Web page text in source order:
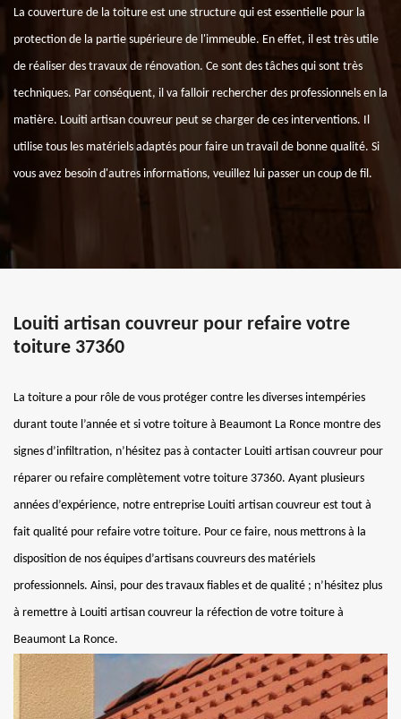
La couverture de la toiture est une structure qui est essentielle pour la
protection de la partie supérieure de l'immeuble. En effet, il est très utile
de réaliser des travaux de rénovation. Ce sont des tâches qui sont très
techniques. Par conséquent, il va falloir rechercher des professionnels en la
matière. Louiti artisan couvreur peut se charger de ces interventions. Il
utilise tous les matériels adaptés pour faire un travail de bonne qualité. Si
vous avez besoin d'autres informations, veuillez lui passer un coup de fil.
Louiti artisan couvreur pour refaire votre
toiture 37360
La toiture a pour rôle de vous protéger contre les diverses intempéries
durant toute l’année et si votre toiture à Beaumont La Ronce montre des
signes d’infiltration, n’hésitez pas à contacter Louiti artisan couvreur pour
réparer ou refaire complètement votre toiture 37360. Ayant plusieurs
années d’expérience, notre entreprise Louiti artisan couvreur est tout à
fait qualité pour refaire votre toiture. Pour ce faire, nous mettrons à la
disposition de nos équipes d’artisans couvreurs des matériels
professionnels. Ainsi, pour des travaux fiables et de qualité ; n’hésitez plus
à remettre à Louiti artisan couvreur la réfection de votre toiture à
Beaumont La Ronce.